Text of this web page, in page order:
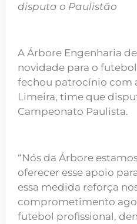
disputa o Paulistão
A Árbore Engenharia
novidade para o
fechou patrocínio com
Limeira, time que
Campeonato Paulista.
“Nós da Árbore
oferecer esse apoio
essa medida reforça
comprometimento
futebol profissional,